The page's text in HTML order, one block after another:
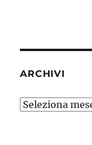
ARCHIVI
Archivi